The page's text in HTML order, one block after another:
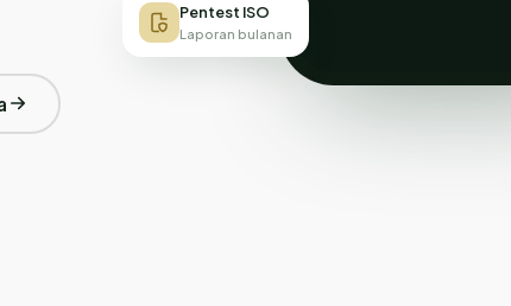
Pentest ISO
Laporan bulanan